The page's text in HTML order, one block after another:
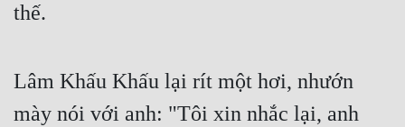
thế.
Lâm Khấu Khấu lại rít một hơi, nhướn
mày nói với anh: "Tôi xin nhắc lại, anh